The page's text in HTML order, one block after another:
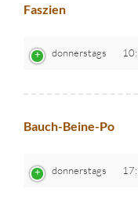
Faszien
donnerstags
Bauch-Beine-Po
donnerstags